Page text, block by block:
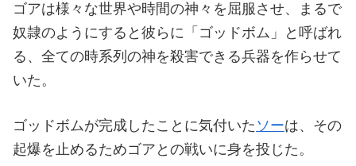
ゴアは様々な世界や時間の神々を屈服させ、まるで
奴隷のようにすると彼らに「ゴッドボム」と呼ばれ
る、全ての時系列の神を殺害できる兵器を作らせて
いた。
ゴッドボムが完成したことに気付いた ソーは、その
起爆を止めるためゴアとの戦いに身を投じた。